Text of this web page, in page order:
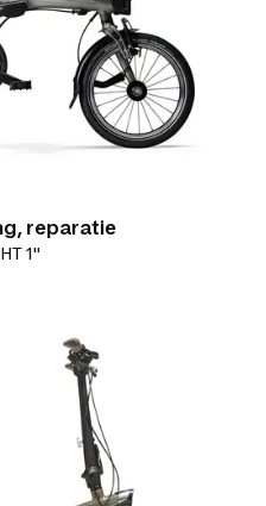
reparatie
1"